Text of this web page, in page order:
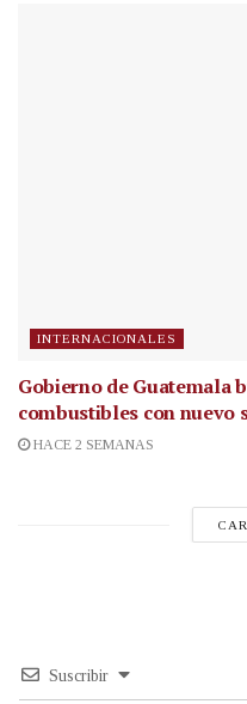
INTERNACIONALES
Gobierno de Guatemala
combustibles con nuevo
HACE 2 SEMANAS
Suscribir